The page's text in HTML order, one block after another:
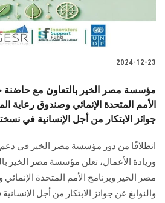
2024-12-23
مؤسسة مصر الخير بالتعاون مع حاضنة
الأمم المتحدة الإنمائي وصندوق رعاية
جوائز الابتكار من أجل الإنسانية في
انطلاقًا من دور مؤسسة مصر الخير في دعم
وريادة الأعمال، تعلن مؤسسة مصر الخير
مصر الخير وبرنامج الأمم المتحدة
والنوابغ عن جوائز الابتكار من أجل